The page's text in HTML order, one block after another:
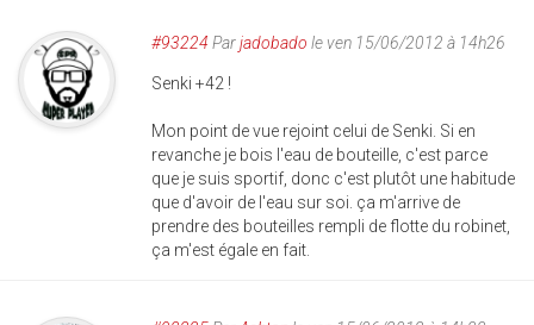
#93224 Parjadobado le ven 15/06/2012 à 14h26
Senki +42 !
Mon point de vue rejoint celui de Senki. Si en
revanche je bois l'eau de bouteille, c'est parce
que je suis sportif, donc c'est plutôt une habitude
que d'avoir de l'eau sur soi. ça m'arrive de
prendre des bouteilles rempli de flotte du robinet,
ça m'est égale en fait.